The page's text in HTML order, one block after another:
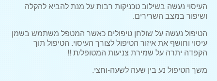
העיסוי נעשה בשילוב טכניקות רבות על מנת להביא להקלה
ושיפור במצב השרירים.
הטיפול נעשה על שולחן טיפולים כאשר המטפל משתמש בשמן
עיסוי וחושף את איזור הטיפול לצורך העיסוי. הטיפול תוך
הקפדה יתרה על שמירת צניעות המטופל/ת !!
משך הטיפול נע בין שעה לשעה-וחצי.